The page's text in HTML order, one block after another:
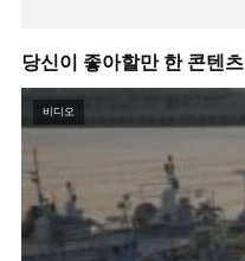
당신이 좋아할만 한 콘텐츠
비디오